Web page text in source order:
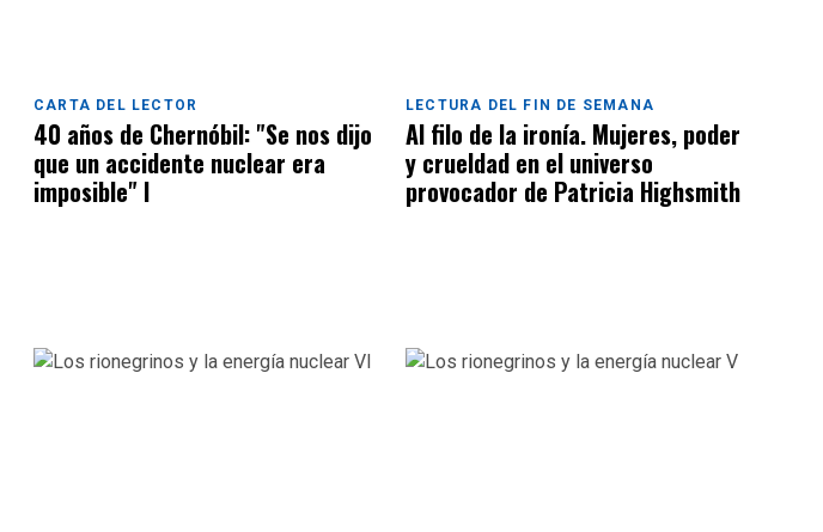
CARTA DEL LECTOR
40 años de Chernóbil: "Se nos dijo
que un accidente nuclear era
imposible" I
LECTURA DEL FIN DE SEMANA
Al filo de la ironía. Mujeres, poder
y crueldad en el universo
provocador de Patricia Highsmith